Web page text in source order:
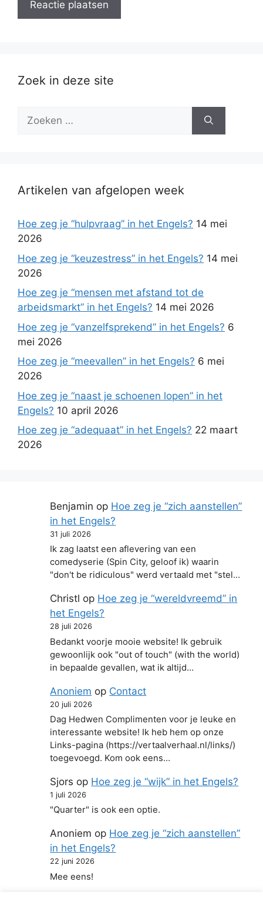
Zoek in deze site
Zoek
Artikelen van afgelopen week
Hoe zeg je “hulpvraag” in het Engels? 14 mei
2026
Hoe zeg je “keuzestress” in het Engels? 14 mei
2026
Hoe zeg je “mensen met afstand tot de
arbeidsmarkt” in het Engels? 14 mei 2026
Hoe zeg je “vanzelfsprekend” in het Engels? 6
mei 2026
Hoe zeg je “meevallen” in het Engels? 6 mei
2026
Hoe zeg je “naast je schoenen lopen” in het
Engels? 10 april 2026
Hoe zeg je “adequaat” in het Engels? 22 maart
2026
Benjamin op Hoe zeg je “zich aanstellen”
in het Engels?
31 juli 2026
Ik zag laatst een aflevering van een
comedyserie (Spin City, geloof ik) waarin
"don't be ridiculous" werd vertaald met "stel…
Christl op Hoe zeg je “wereldvreemd” in
het Engels?
28 juli 2026
Bedankt voorje mooie website! Ik gebruik
gewoonlijk ook "out of touch" (with the world)
in bepaalde gevallen, wat ik altijd…
Anoniem op Contact
20 juli 2026
Dag Hedwen Complimenten voor je leuke en
interessante website! Ik heb hem op onze
Links-pagina (https://vertaalverhaal.nl/links/)
toegevoegd. Kom ook eens…
Sjors op Hoe zeg je “wijk” in het Engels?
1 juli 2026
"Quarter" is ook een optie.
Anoniem op Hoe zeg je “zich aanstellen”
in het Engels?
22 juni 2026
Mee eens!